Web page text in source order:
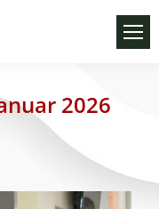
2026